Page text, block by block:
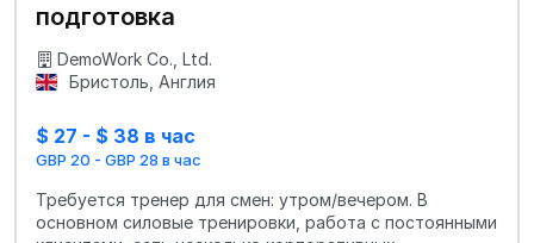
подготовка
DemoWork Co., Ltd.
Бристоль, Англия
$ 27 - $ 38 в час
GBP 20 - GBP 28 в час
Требуется тренер для смен: утром/вечером. В
основном силовые тренировки, работа с постоянными